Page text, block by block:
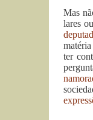
Mas
lares
ter